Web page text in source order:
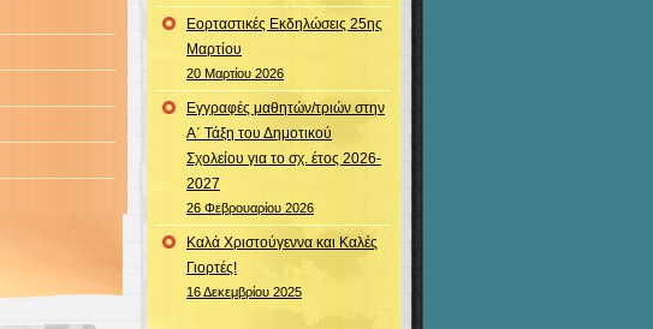
Εορταστικές Εκδηλώσεις 25ης
Μαρτίου
20 Μαρτίου 2026
Εγγραφές μαθητών/τριών στην
Α΄ Τάξη του Δημοτικού
Σχολείου για το σχ. έτος 2026-
2027
26 Φεβρουαρίου 2026
Καλά Χριστούγεννα και Καλές
Γιορτές!
16 Δεκεμβρίου 2025